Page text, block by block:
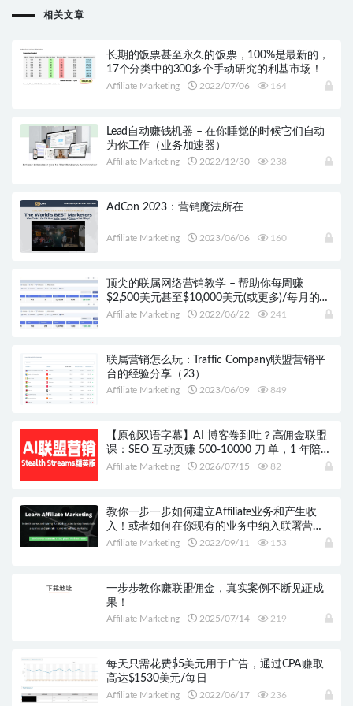
相关文章
长期的饭票甚至永久的饭票，100%是最新的，
17个分类中的300多个手动研究的利基市场！
Affiliate Marketing 2022/07/06 164
Lead自动赚钱机器 – 在你睡觉的时候它们自动
为你工作（业务加速器）
Affiliate Marketing 2022/12/30 238
AdCon 2023：营销魔法所在
Affiliate Marketing 2023/06/06 160
顶尖的联属网络营销教学 – 帮助你每周赚
$2,500美元甚至$10,000美元(或更多)/每月的收
入
Affiliate Marketing 2022/06/22 241
联属营销怎么玩：Traffic Company联盟营销平
台的经验分享（23）
Affiliate Marketing 2023/06/09 849
【原创双语字幕】AI 博客卷到吐？高佣金联盟
课：SEO 互动页赚 500-10000 刀 单，1 年陪跑
+ 工具模板全送
Affiliate Marketing 2026/07/15 82
教你一步一步如何建立Affiliate业务和产生收
入！或者如何在你现有的业务中纳入联署营
销！
Affiliate Marketing 2022/09/11 153
一步步教你赚联盟佣金，真实案例不断见证成
果！
Affiliate Marketing 2025/07/14 219
每天只需花费$5美元用于广告，通过CPA赚取
高达$1530美元/每日
Affiliate Marketing 2022/06/17 236